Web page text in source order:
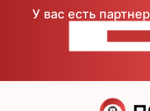
У вас есть